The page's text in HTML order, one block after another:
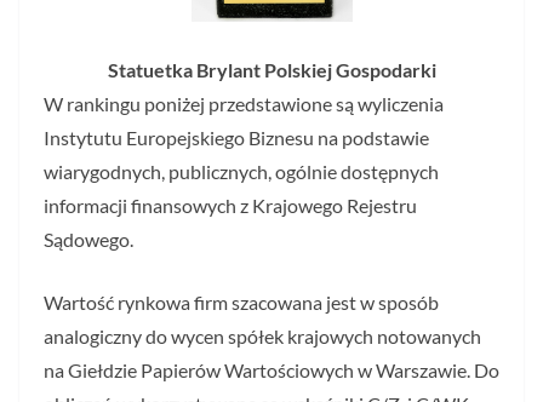
Statuetka Brylant Polskiej Gospodarki
W rankingu poniżej przedstawione są wyliczenia
Instytutu Europejskiego Biznesu na podstawie
wiarygodnych, publicznych, ogólnie dostępnych
informacji finansowych z Krajowego Rejestru
Sądowego.
Wartość rynkowa firm szacowana jest w sposób
analogiczny do wycen spółek krajowych notowanych
na Giełdzie Papierów Wartościowych w Warszawie. Do